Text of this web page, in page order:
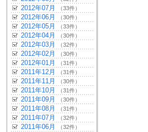
2012年07月 （33件）
2012年06月 （30件）
2012年05月 （33件）
2012年04月 （30件）
2012年03月 （32件）
2012年02月 （30件）
2012年01月 （31件）
2011年12月 （31件）
2011年11月 （30件）
2011年10月 （31件）
2011年09月 （30件）
2011年08月 （31件）
2011年07月 （32件）
2011年06月 （32件）